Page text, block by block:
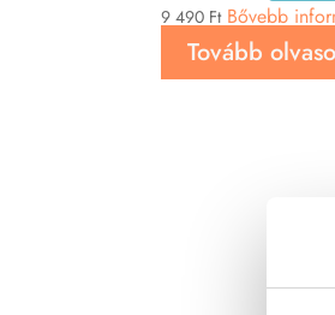
9 490 Ft Bővebb
Tovább